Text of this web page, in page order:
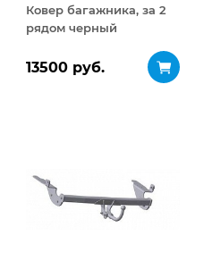
Ковер багажника, за 2
рядом черный
13500 руб.